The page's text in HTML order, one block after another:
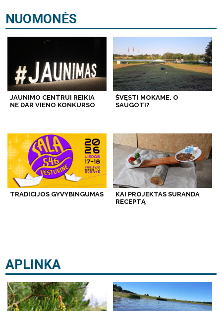
NUOMONĖS
JAUNIMO CENTRUI REIKIA
NE DAR VIENO KONKURSO
ŠVĘSTI MOKAME. O
SAUGOTI?
TRADICIJOS GYVYBINGUMAS
KAI PROJEKTAS SURANDA
RECEPTĄ
APLINKA